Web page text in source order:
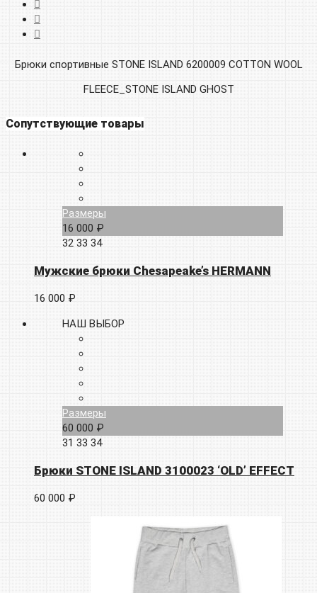
Брюки спортивные STONE ISLAND 6200009 COTTON WOOL
FLEECE_STONE ISLAND GHOST
Сопутствующие товары
Размеры
16 000 ₽
32 33 34
Мужские брюки Chesapeake’s HERMANN
16 000 ₽
НАШ ВЫБОР
Размеры
60 000 ₽
31 33 34
Брюки STONE ISLAND 3100023 ‘OLD’ EFFECT
60 000 ₽